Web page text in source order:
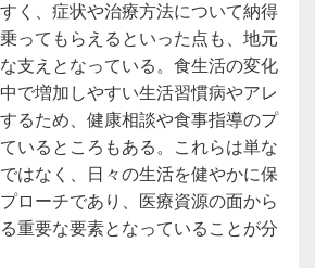
く、症状や治療方法について納得
ってもらえるといった点も、地元
支えとなっている。食生活の変化
で増加しやすい生活習慣病やアレ
るため、健康相談や食事指導のプ
いるところもある。これらは単な
はなく、日々の生活を健やかに保
ローチであり、医療資源の面から
重要な要素となっていることが分